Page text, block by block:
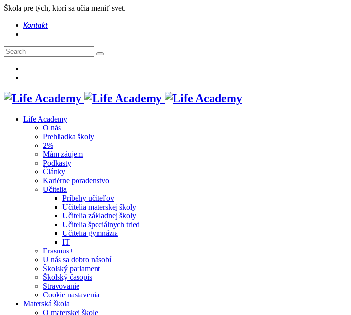
Škola pre tých, ktorí sa učia meniť svet.
Kontakt
Life Academy
O nás
Prehliadka školy
2%
Mám záujem
Podkasty
Články
Kariérne poradenstvo
Učitelia
Príbehy učiteľov
Učitelia materskej školy
Učitelia základnej školy
Učitelia špeciálnych tried
Učitelia gymnázia
IT
Erasmus+
U nás sa dobro násobí
Školský parlament
Školský časopis
Stravovanie
Cookie nastavenia
Materská škola
O materskej škole